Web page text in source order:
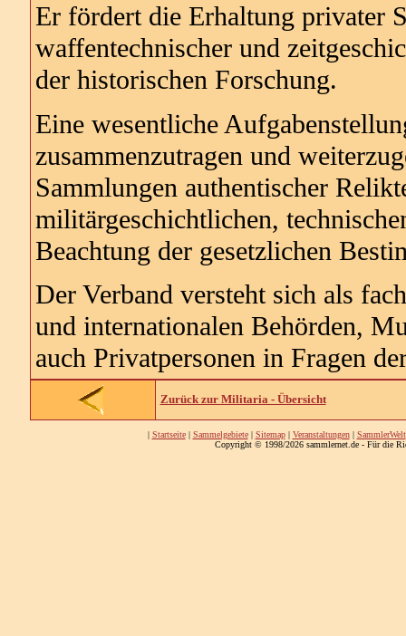
Er fördert die Erhaltung privater
waffentechnischer und
der historischen Forschung.
Eine wesentliche
zusammenzutragen und
Sammlungen authentischer
militärgeschichtlichen,
Beachtung der gesetzlichen
Der Verband versteht sich als
und internationalen Behörden,
auch Privatpersonen in Fragen
Zurück zur Militaria - Übersicht
| Startseite| Sammelgebiete| Sitemap| Veranstaltungen| SammlerWelt
Copyright © 1998/2026 sammlernet.de - Für die